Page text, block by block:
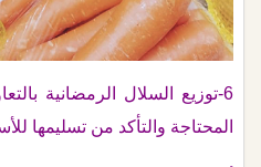
6-توزيع السلال الرمضانية
المحتاجة والتأكد من تسليمها